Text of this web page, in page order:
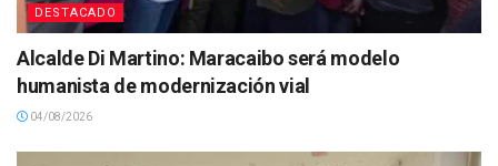
DESTACADO
Alcalde Di Martino: Maracaibo será modelo
humanista de modernización vial
04/08/2026